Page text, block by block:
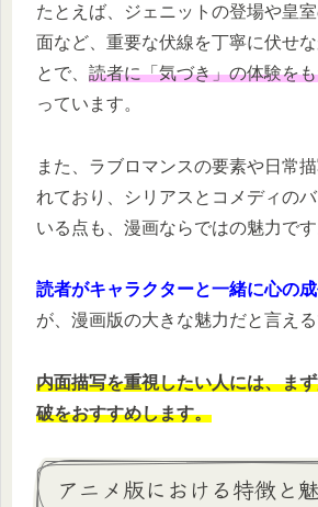
たとえば、ジェニットの登場や皇
面など、重要な伏線を丁寧に伏せ
とで、 読者に「気づき」の体験を
っています。
また、ラブロマンスの要素や日常
れており、シリアスとコメディの
いる点も、漫画ならではの魅力です
読者がキャラクターと一緒に心の
が、漫画版の大きな魅力だと言える
内面描写を重視したい人には、ま
破をおすすめします。
アニメ版における特徴と